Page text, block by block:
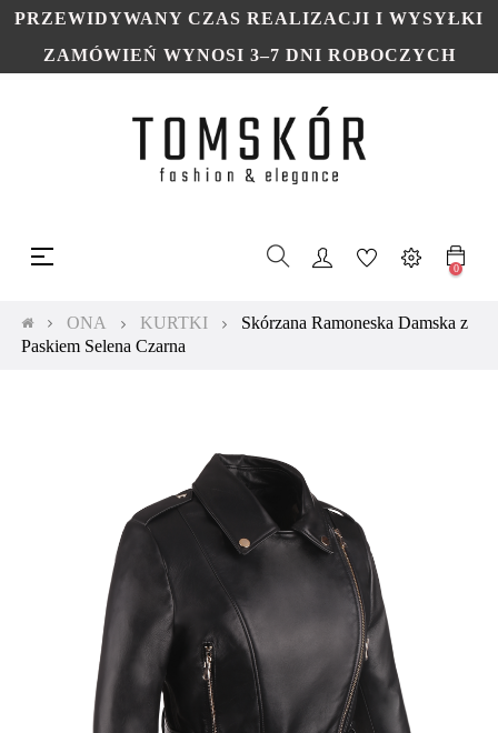
PRZEWIDYWANY CZAS REALIZACJI I WYSYŁKI
ZAMÓWIEŃ WYNOSI 3–7 DNI ROBOCZYCH
Toggle
navigation
☰
0
ONA KURTKI
Skórzana Ramoneska Damska z
Paskiem Selena Czarna